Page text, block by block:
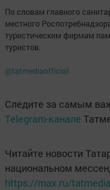
По словам главного
местного
туристическим фирмам
туристов.
@tatmediaofficial
Следите за самым
Telegram-канале
Читайте новости
национальном
https://max.ru/tatmedia